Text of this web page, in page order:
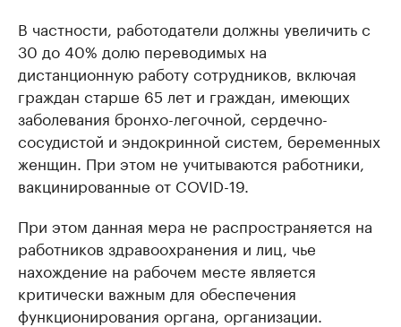
В частности, работодатели должны увеличить с
30 до 40% долю переводимых на
дистанционную работу сотрудников, включая
граждан старше 65 лет и граждан, имеющих
заболевания бронхо-легочной, сердечно-
сосудистой и эндокринной систем, беременных
женщин. При этом не учитываются работники,
вакцинированные от COVID-19.
При этом данная мера не распространяется на
работников здравоохранения и лиц, чье
нахождение на рабочем месте является
критически важным для обеспечения
функционирования органа, организации.